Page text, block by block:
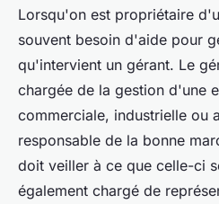
Quel est le rôle
Théo • 24 octobre 2022 •3 min
Lorsqu'on est propriétaire
souvent besoin d'aide pour
qu'intervient un gérant. Le
chargée de la gestion d'une
commerciale, industrielle ou
responsable de la bonne
doit veiller à ce que celle-ci
également chargé de